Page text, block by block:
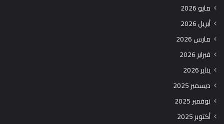
مايو 2026
أبريل 2026
مارس 2026
فبراير 2026
يناير 2026
ديسمبر 2025
نوفمبر 2025
أكتوبر 2025